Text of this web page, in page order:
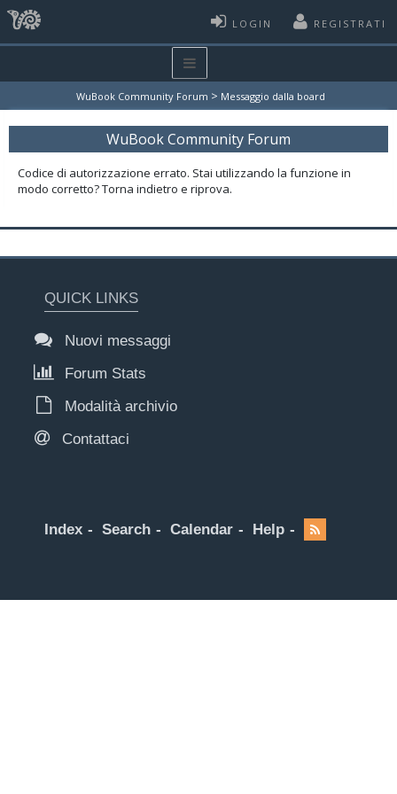
LOGIN REGISTRATI
WuBook Community Forum > Messaggio dalla board
WuBook Community Forum
Codice di autorizzazione errato. Stai utilizzando la funzione in
modo corretto? Torna indietro e riprova.
QUICK LINKS
Nuovi messaggi
Forum Stats
Modalità archivio
Contattaci
Index Search Calendar Help